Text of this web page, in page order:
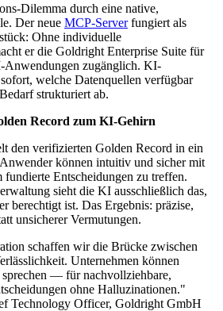
Dilemma durch eine native,
Der neue MCP-Serverfungiert als
Ohne individuelle
er die Goldright Enterprise Suite für
zugänglich. KI-
welche Datenquellen verfügbar
strukturiert ab.
Record zum KI-Gehirn
den verifizierten Golden Record in ein
können intuitiv und sicher mit
fundierte Entscheidungen zu treffen.
sieht die KI ausschließlich das,
berechtigt ist. Das Ergebnis: präzise,
unsicherer Vermutungen.
schaffen wir die Brücke zwischen
Unternehmen können
— für nachvollziehbare,
ohne Halluzinationen."
Technology Officer, Goldright GmbH